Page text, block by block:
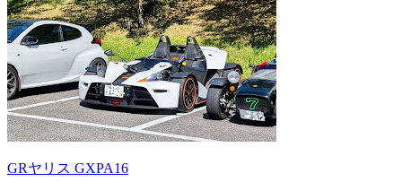
GRヤリス GXPA16